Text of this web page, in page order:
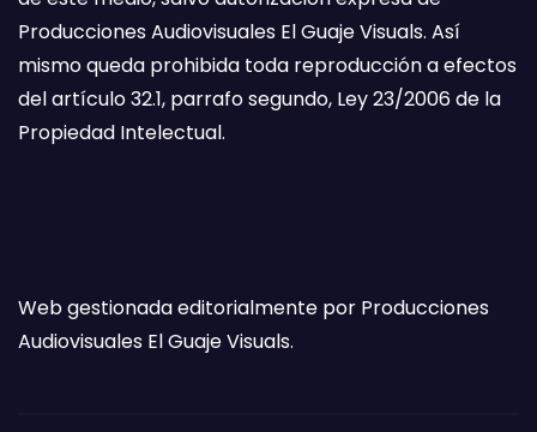
Producciones Audiovisuales El Guaje Visuals. Así
mismo queda prohibida toda reproducción a efectos
del artículo 32.1, parrafo segundo, Ley 23/2006 de la
Propiedad Intelectual.
Web gestionada editorialmente por Producciones
Audiovisuales El Guaje Visuals.